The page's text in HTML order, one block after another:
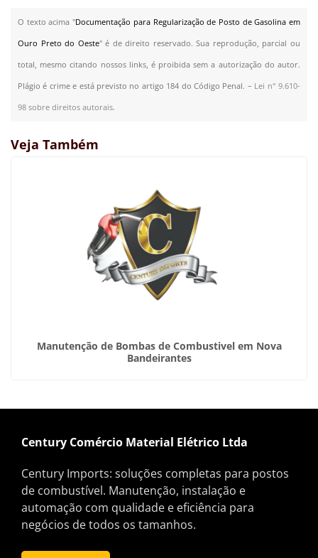
O texto acima "Documentação para Regularização de Posto de Gasolina em
Ouro Preto do Oeste" é de direito reservado. Sua reprodução, parcial ou
total, mesmo citando nossos links, é proibida sem a autorização do autor.
Plágio é crime e está previsto no artigo 184 do Código Penal. – Lei n° 9.610-
98 sobre direitos autorais.
Veja Também
Manutenção de Bombas de Combustivel em Nova
Bandeirantes
Century Comércio Material Elétrico Ltda
Century Imports: soluções completas para postos
de combustível. Manutenção, instalação e
automação com qualidade e eficiência para
negócios de todos os tamanhos.